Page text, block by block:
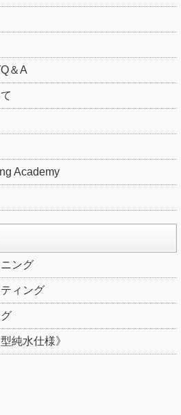
＆A
Academy
ング
ィング
純水仕様》